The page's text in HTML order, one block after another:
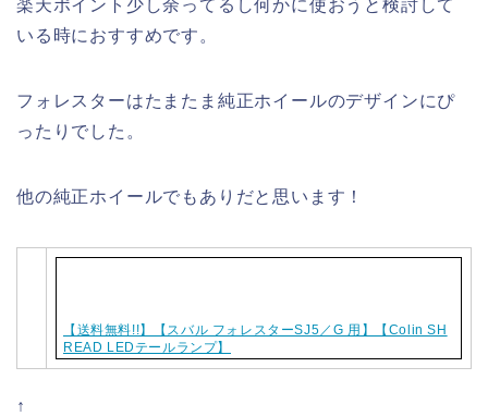
楽天ポイント少し余ってるし何かに使おうと検討して
いる時におすすめです。
フォレスターはたまたま純正ホイールのデザインにぴ
ったりでした。
他の純正ホイールでもありだと思います！
【送料無料!!】【スバル フォレスターSJ5／G 用】【Colin SH
READ LEDテールランプ】
↑